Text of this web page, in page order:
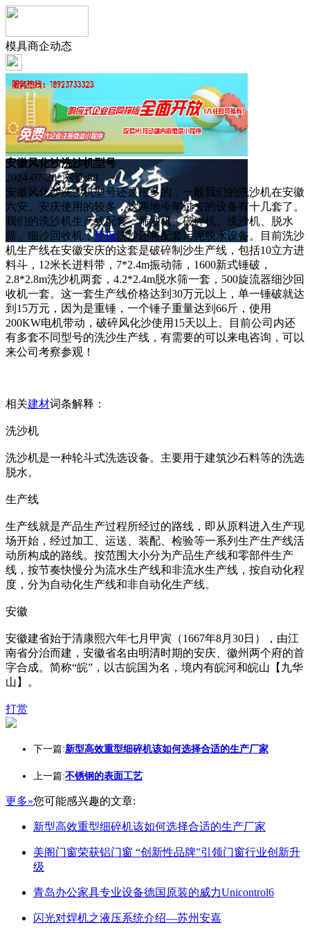
模具商企动态
安徽风化沙洗沙机型号
2024-07-20 浏览:88
安徽风化沙洗沙机型号还是很多的，一般我们的洗沙机在安徽
六安、安庆使用的较多，这两地今年过去的设备有十几套了。
我们的洗沙机生产线配套：筛沙机、破碎机、洗沙机、脱水
筛、细沙回收机，环保洗沙还将配套污泥脱水设备。目前洗沙
机生产线在安徽安庆的这套是破碎制沙生产线，包括10立方进
料斗，12米长进料带，7*2.4m振动筛，1600新式锤破，
2.8*2.8m洗沙机两套，4.2*2.4m脱水筛一套，500旋流器细沙回
收机一套。这一套生产线价格达到30万元以上，单一锤破就达
到15万元，因为是重锤，一个锤子重量达到66斤，使用
200KW电机带动，破碎风化沙使用15天以上。目前公司内还
有多套不同型号的洗沙生产线，有需要的可以来电咨询，可以
来公司考察参观！
相关建材词条解释：
洗沙机
洗沙机是一种轮斗式洗选设备。主要用于建筑沙石料等的洗选
脱水。
生产线
生产线就是产品生产过程所经过的路线，即从原料进入生产现
场开始，经过加工、运送、装配、检验等一系列生产生产线活
动所构成的路线。按范围大小分为产品生产线和零部件生产
线，按节奏快慢分为流水生产线和非流水生产线，按自动化程
度，分为自动化生产线和非自动化生产线。
安徽
安徽建省始于清康熙六年七月甲寅（1667年8月30日），由江
南省分治而建，安徽省名由明清时期的安庆、徽州两个府的首
字合成。简称“皖”，以古皖国为名，境内有皖河和皖山【九华
山】。
打赏
下一篇:新型高效重型细碎机该如何选择合适的生产厂家
上一篇:不锈钢的表面工艺
更多»您可能感兴趣的文章:
新型高效重型细碎机该如何选择合适的生产厂家
美阁门窗荣获铝门窗 “创新性品牌”引领门窗行业创新升
级
青岛办公家具专业设备德国原装的威力Unicontrol6
闪光对焊机之液压系统介绍—苏州安嘉